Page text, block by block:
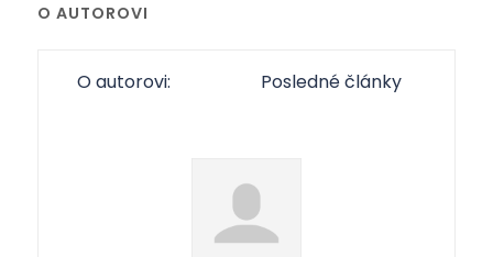
O AUTOROVI
O autorovi: Posledné články